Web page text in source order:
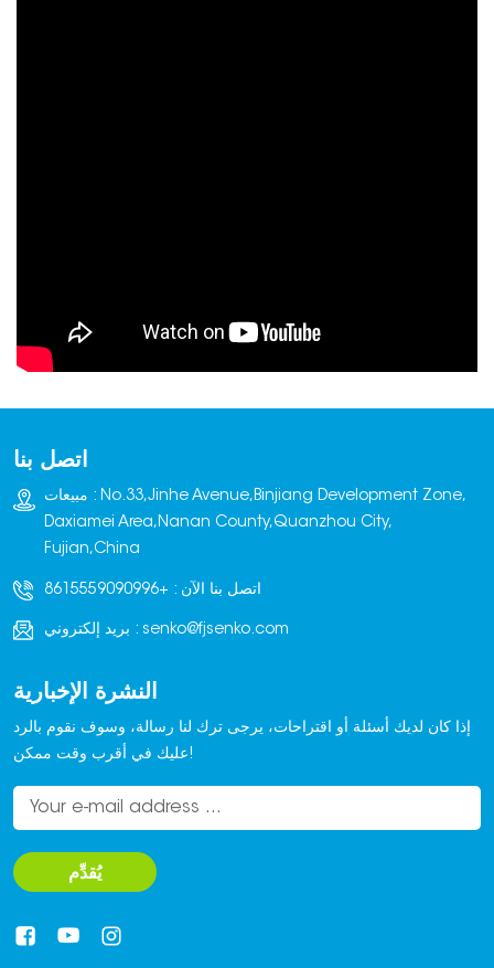
اتصل بنا
مبيعات : No.33,Jinhe Avenue,Binjiang Development Zone,
Daxiamei Area,Nanan County,Quanzhou City,
Fujian,China
اتصل بنا الآن : +8615559090996
بريد إلكتروني : senko@fjsenko.com
النشرة الإخبارية
إذا كان لديك أسئلة أو اقتراحات، يرجى ترك لنا رسالة، وسوف نقوم بالرد
عليك في أقرب وقت ممكن!
يُقدِّم